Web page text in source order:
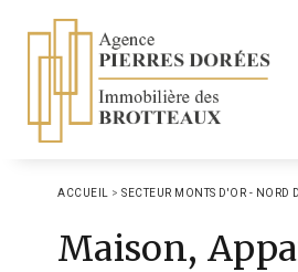
ACCUEIL > SECTEUR MONTS D'OR - NORD
Maison,